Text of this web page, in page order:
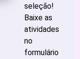
seleção!
Baixe as
atividades
no
formulário